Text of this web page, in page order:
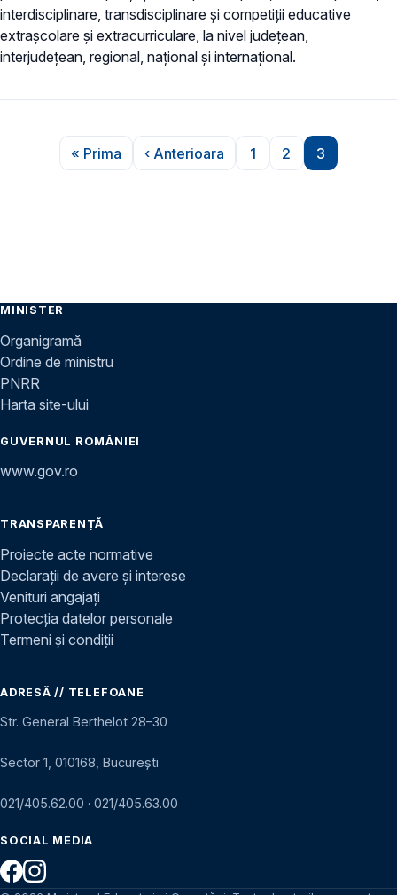
interdisciplinare, transdisciplinare şi competiții educative
extrașcolare şi extracurriculare, la nivel județean,
interjudețean, regional, național și internațional.
Paginare
Prima pagină
« Prima
Pagina anterioară
‹ Anterioara
Pagina
1
Pagina
2
Pagina
3
MINISTER
Organigramă
Ordine de ministru
PNRR
Harta site-ului
GUVERNUL ROMÂNIEI
www.gov.ro
TRANSPARENȚĂ
Proiecte acte normative
Declarații de avere și interese
Venituri angajați
Protecția datelor personale
Termeni și condiții
ADRESĂ // TELEFOANE
Str. General Berthelot 28–30
Sector 1, 010168, București
021/405.62.00 · 021/405.63.00
SOCIAL MEDIA